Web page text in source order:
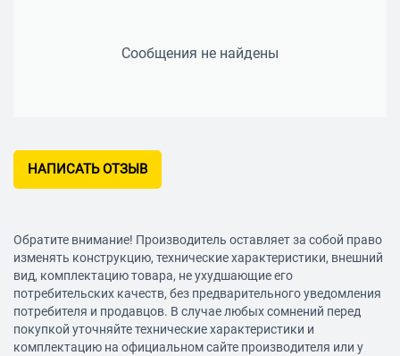
Сообщения не найдены
НАПИСАТЬ ОТЗЫВ
Обратите внимание! Производитель оставляет за собой право
изменять конструкцию, технические характеристики, внешний
вид, комплектацию товара, не ухудшающие его
потребительских качеств, без предварительного уведомления
потребителя и продавцов. В случае любых сомнений перед
покупкой уточняйте технические характеристики и
комплектацию на официальном сайте производителя или у